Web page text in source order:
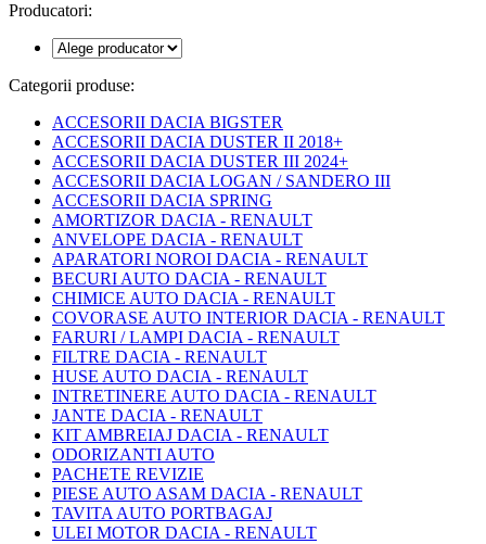
Producatori:
Categorii produse:
ACCESORII DACIA BIGSTER
ACCESORII DACIA DUSTER II 2018+
ACCESORII DACIA DUSTER III 2024+
ACCESORII DACIA LOGAN / SANDERO III
ACCESORII DACIA SPRING
AMORTIZOR DACIA - RENAULT
ANVELOPE DACIA - RENAULT
APARATORI NOROI DACIA - RENAULT
BECURI AUTO DACIA - RENAULT
CHIMICE AUTO DACIA - RENAULT
COVORASE AUTO INTERIOR DACIA - RENAULT
FARURI / LAMPI DACIA - RENAULT
FILTRE DACIA - RENAULT
HUSE AUTO DACIA - RENAULT
INTRETINERE AUTO DACIA - RENAULT
JANTE DACIA - RENAULT
KIT AMBREIAJ DACIA - RENAULT
ODORIZANTI AUTO
PACHETE REVIZIE
PIESE AUTO ASAM DACIA - RENAULT
TAVITA AUTO PORTBAGAJ
ULEI MOTOR DACIA - RENAULT